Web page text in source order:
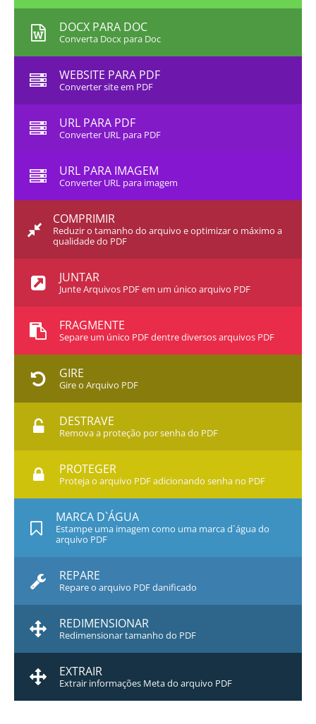
DOCX PARA DOC
Converta Docx para Doc
WEBSITE PARA PDF
Converter site em PDF
URL PARA PDF
Converter URL para PDF
URL PARA IMAGEM
Converter URL para imagem
COMPRIMIR
Reduzir o tamanho do arquivo e optimizar o máximo a
qualidade do PDF
JUNTAR
Junte Arquivos PDF em um único arquivo PDF
FRAGMENTE
Separe um único PDF dentre diversos arquivos PDF
GIRE
Gire o Arquivo PDF
DESTRAVE
Remova a proteção por senha do PDF
PROTEGER
Proteja o arquivo PDF adicionando senha no PDF
MARCA D`ÁGUA
Estampe uma imagem como uma marca d`água do
arquivo PDF
REPARE
Repare o arquivo PDF danificado
REDIMENSIONAR
Redimensionar tamanho do PDF
EXTRAIR
Extrair informações Meta do arquivo PDF